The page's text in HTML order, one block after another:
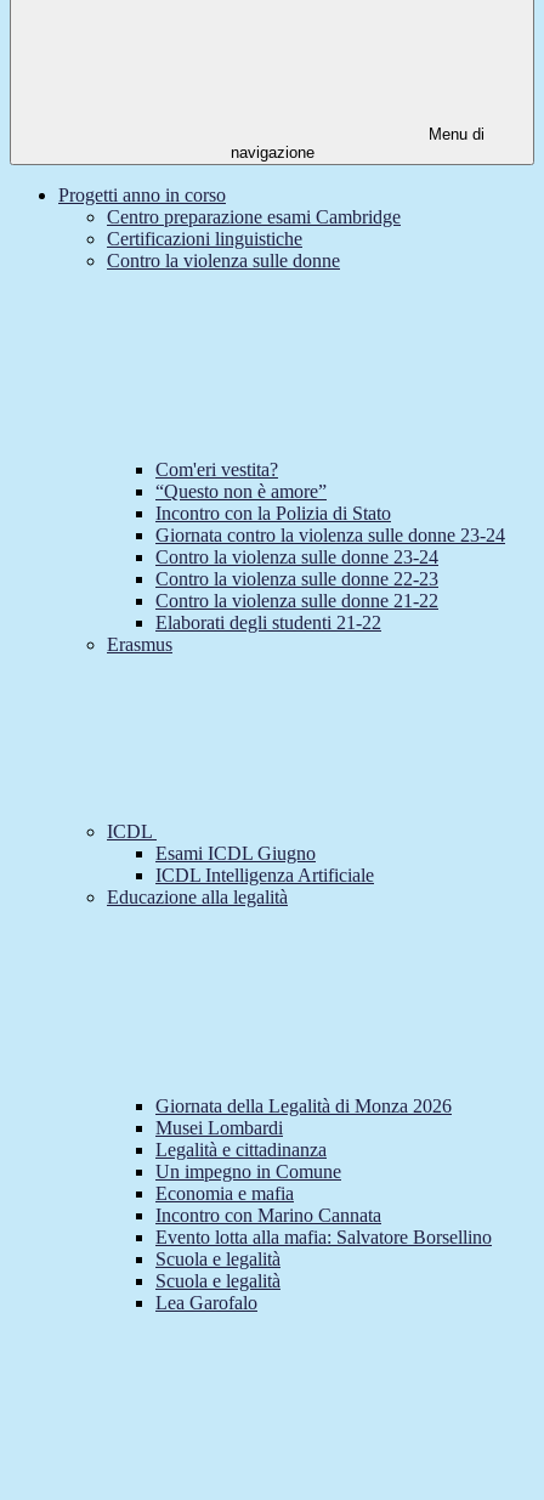
Menu di
navigazione
Progetti anno in corso
Centro preparazione esami Cambridge
Certificazioni linguistiche
Contro la violenza sulle donne
Com'eri vestita?
“Questo non è amore”
Incontro con la Polizia di Stato
Giornata contro la violenza sulle donne 23-24
Contro la violenza sulle donne 23-24
Contro la violenza sulle donne 22-23
Contro la violenza sulle donne 21-22
Elaborati degli studenti 21-22
Erasmus
ICDL
Esami ICDL Giugno
ICDL Intelligenza Artificiale
Educazione alla legalità
Giornata della Legalità di Monza 2026
Musei Lombardi
Legalità e cittadinanza
Un impegno in Comune
Economia e mafia
Incontro con Marino Cannata
Evento lotta alla mafia: Salvatore Borsellino
Scuola e legalità
Scuola e legalità
Lea Garofalo